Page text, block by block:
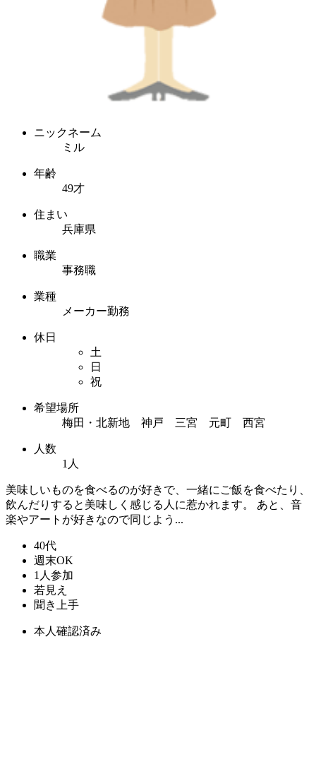
ニックネーム
ミル
年齢
49才
住まい
兵庫県
職業
事務職
業種
メーカー勤務
休日
土
日
祝
希望場所
梅田・北新地 神戸 三宮 元町 西宮
人数
1人
美味しいものを食べるのが好きで、一緒にご飯を食べたり、
飲んだりすると美味しく感じる人に惹かれます。 あと、音
楽やアートが好きなので同じよう...
40代
週末OK
1人参加
若見え
聞き上手
本人確認済み